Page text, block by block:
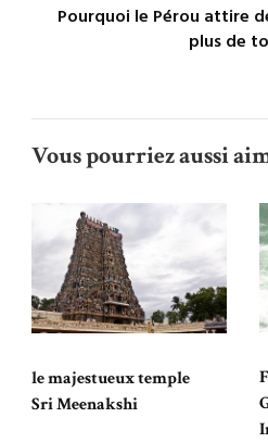
Pourquoi le Pérou attire
plus de
Vous pourriez aussi
le majestueux temple
Sri Meenakshi